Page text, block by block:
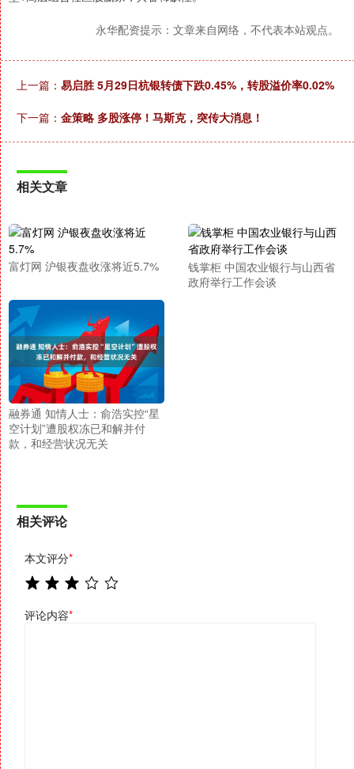
永华配资提示：文章来自网络，不代表本站观点。
上一篇： 易启胜 5月29日杭银转债下跌0.45%，转股溢价率0.02%
下一篇： 金策略 多股涨停！马斯克，突传大消息！
相关文章
富灯网 沪银夜盘收涨将近5.7%
钱掌柜 中国农业银行与山西省
政府举行工作会谈
融券通 知情人士：俞浩实控“星
空计划”遭股权冻已和解并付
款，和经营状况无关
相关评论
本文评分*
评论内容*